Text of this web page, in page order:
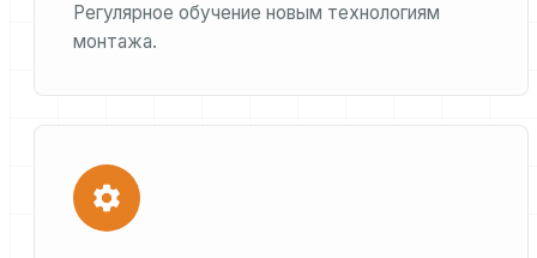
Регулярное обучение новым технологиям
монтажа.